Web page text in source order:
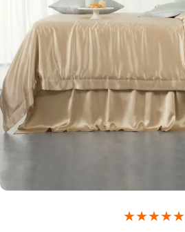
★★★★★